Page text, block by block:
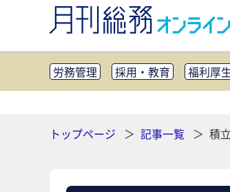
労務管理 採用・教育 福利厚
知財管理
リスクマネジメント・
トップページ
記事一覧 積